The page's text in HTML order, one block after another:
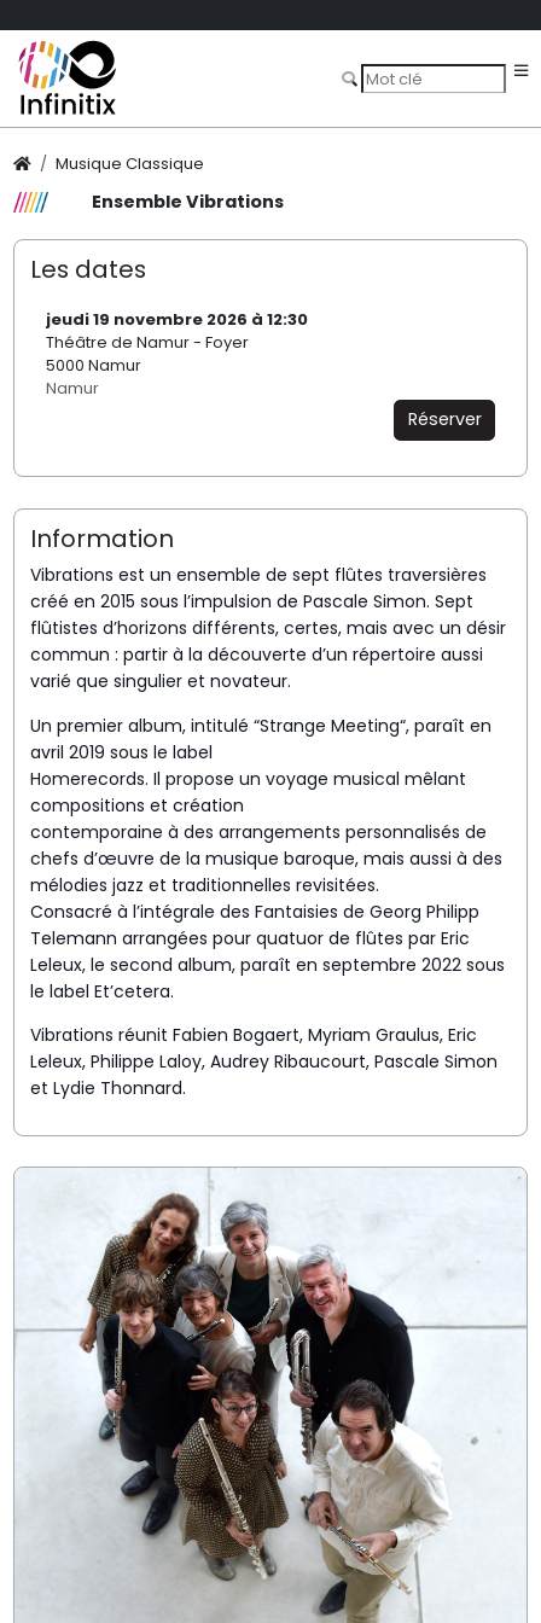
Musique Classique
Ensemble Vibrations
Les dates
jeudi 19 novembre 2026 à 12:30
Théâtre de Namur - Foyer
5000 Namur
Namur
Réserver
Information
Vibrations est un ensemble de sept flûtes traversières
créé en 2015 sous l’impulsion de Pascale Simon. Sept
flûtistes d’horizons différents, certes, mais avec un désir
commun : partir à la découverte d’un répertoire aussi
varié que singulier et novateur.
Un premier album, intitulé “Strange Meeting“, paraît en
avril 2019 sous le label
Homerecords. Il propose un voyage musical mêlant
compositions et création
contemporaine à des arrangements personnalisés de
chefs d’œuvre de la musique baroque, mais aussi à des
mélodies jazz et traditionnelles revisitées.
Consacré à l’intégrale des Fantaisies de Georg Philipp
Telemann arrangées pour quatuor de flûtes par Eric
Leleux, le second album, paraît en septembre 2022 sous
le label Et’cetera.
Vibrations réunit Fabien Bogaert, Myriam Graulus, Eric
Leleux, Philippe Laloy, Audrey Ribaucourt, Pascale Simon
et Lydie Thonnard.